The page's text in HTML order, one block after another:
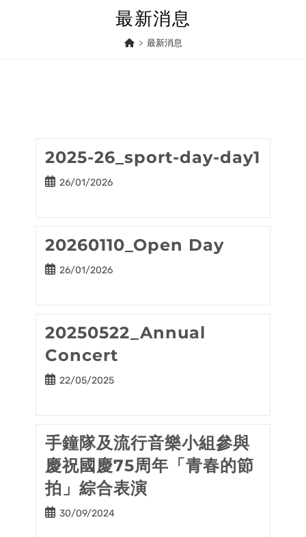
最新消息
> 最新消息
2025-26_sport-day-day1
Post26/01/2026
20260110_Open Day
Post26/01/2026
20250522_Annual
Concert
Post22/05/2025
手鐘隊及流行音樂小組參與
慶祝國慶75周年「青春的節
拍」綜合表演
Post30/09/2024